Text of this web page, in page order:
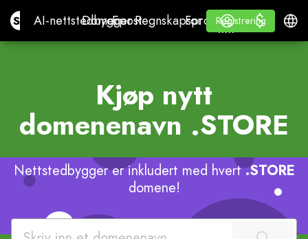
Site.proAI-nettstedbygger
AI-nettstedbygger
Domener
Domener
Epost
EpostRegnskapsprogram
Regnskapsprogram
For ForhandlereHvit
For Forhandlere
HVIT ETIKETT
Lære
Lære
Registrering
Registrering
Logg inn$
$
Kjøp nytt
domenenavn .STORE
Nettstedbygger er inkludert med hvert.STORE
domene!